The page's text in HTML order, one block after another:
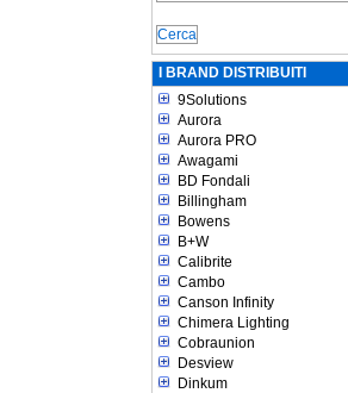
I BRAND DISTRIBUITI
9Solutions
Aurora
Aurora PRO
Awagami
BD Fondali
Billingham
Bowens
B+W
Calibrite
Cambo
Canson Infinity
Chimera Lighting
Cobraunion
Desview
Dinkum